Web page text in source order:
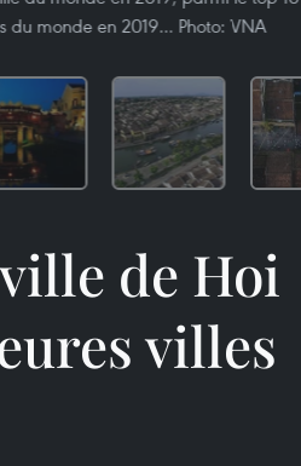
du monde en 2019… Photo: VNA
de Hoi
villes